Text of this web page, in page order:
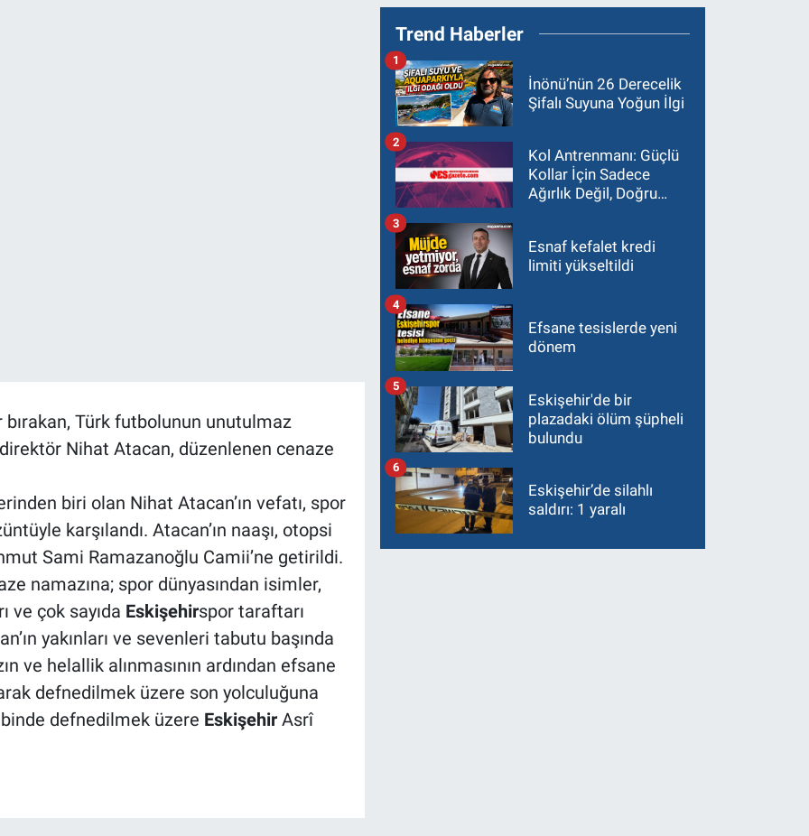
Türk futbolunun unutulmaz
Nihat Atacan, düzenlenen cenaze
biri olan Nihat Atacan’ın vefatı, spor
karşılandı. Atacan’ın naaşı, otopsi
Sami Ramazanoğlu Camii’ne getirildi.
namazına; spor dünyasından isimler,
ve çok sayıda Eskişehirspor taraftarı
yakınları ve sevenleri tabutu başında
ve helallik alınmasının ardından efsane
defnedilmek üzere son yolculuğuna
defnedilmek üzere EskişehirAsrî
Trend Haberler
İnönü’nün 26 Derecelik
Şifalı Suyuna Yoğun İlgi
1
Kol Antrenmanı: Güçlü
Kollar İçin Sadece
Ağırlık Değil, Doğru
2
Esnaf kefalet kredi
limiti yükseltildi
3
Efsane tesislerde yeni
dönem
4
Eskişehir'de bir
plazadaki ölüm şüpheli
bulundu
5
Eskişehir’de silahlı
saldırı: 1 yaralı
6